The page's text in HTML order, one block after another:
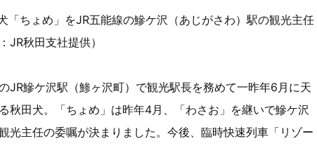
「ちょめ」をJR五能線の鰺ケ沢（あじがさわ）駅の観光主任
JR秋田支社提供）
鰺ケ沢駅（鯵ヶ沢町）で観光駅長を務めて一昨年6月に天
秋田犬。「ちょめ」は昨年4月、「わさお」を継いで鰺ケ沢
光主任の委嘱が決まりました。今後、臨時快速列車「リゾー